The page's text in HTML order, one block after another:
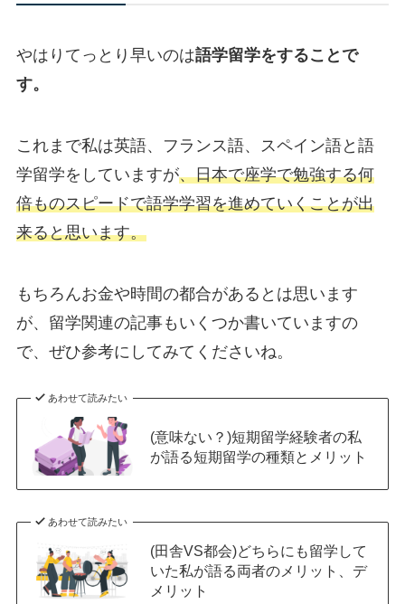
やはりてっとり早いのは語学留学をすることで
す。
これまで私は英語、フランス語、スペイン語と語
学留学をしていますが、日本で座学で勉強する何
倍ものスピードで語学学習を進めていくことが出
来ると思います。
もちろんお金や時間の都合があるとは思います
が、留学関連の記事もいくつか書いていますの
で、ぜひ参考にしてみてくださいね。
あわせて読みたい
(意味ない？)短期留学経験者の私
が語る短期留学の種類とメリット
あわせて読みたい
(田舎VS都会)どちらにも留学して
いた私が語る両者のメリット、デ
メリット